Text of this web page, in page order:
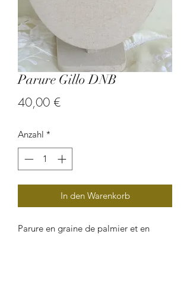
Parure Gillo DNB
40,00 €Preis
Anzahl *
In den Warenkorb
Parure en graine de palmier et en